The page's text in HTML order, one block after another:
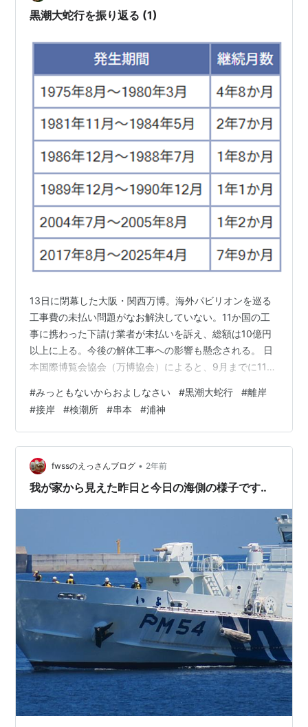
黒潮大蛇行を振り返る (1)
13日に閉幕した大阪・関西万博。海外パビリオンを巡る
工事費の未払い問題がなお解決していない。11か国の工
事に携わった下請け業者が未払いを訴え、総額は10億円
以上に上る。今後の解体工事への影響も懸念される。 日
本国際博覧会協会（万博協会）によると、9月までに11か
た。大半は元請けが外資系企業で、元請けと下請けや、
下請け同士でトラブルが起きている。「被害者の会」の
集計では、支払いに影響が出ている業者は30社以上あ
り、未払い額は十数億円。全面解決のめどは立っていな
い。 ⇒ 万博運営費は280億円程度の黒字だとか言ってい
ますが、それが本当であれば未払いの…
#みっともないからおよしなさい #黒潮大蛇行 #離岸
#接岸 #検潮所 #串本 #浦神
fwssのえっさんブログ • 2年前
我が家から見えた昨日と今日の海側の様子です‥